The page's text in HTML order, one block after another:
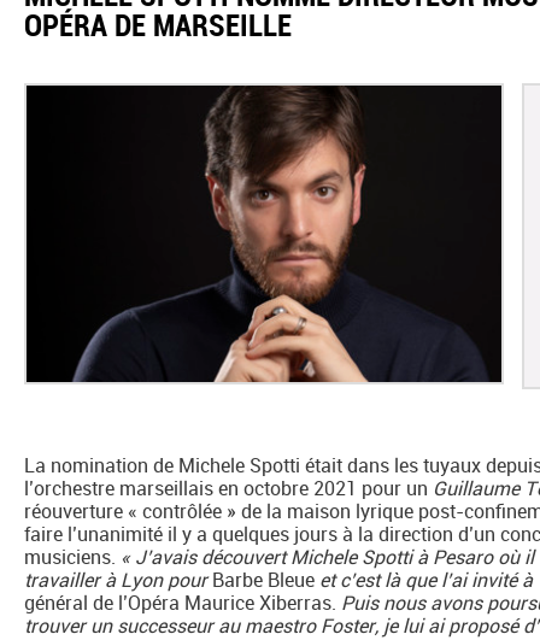
OPÉRA DE MARSEILLE
La nomination de Michele Spotti était dans les tuyaux
l’orchestre marseillais en octobre 2021 pour un Guillaume
réouverture « contrôlée » de la maison lyrique post-
faire l’unanimité il y a quelques jours à la direction d’un
musiciens. « J’avais découvert Michele Spotti à Pesaro où
travailler à Lyon pourBarbe Bleue et c’est là que l’ai invité
général de l’Opéra Maurice Xiberras. Puis nous avons
trouver un successeur au maestro Foster, je lui ai proposé